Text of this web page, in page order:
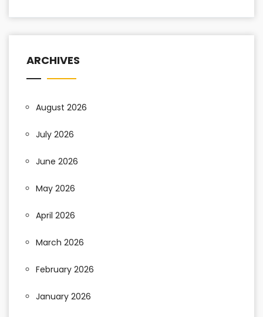
ARCHIVES
August 2026
July 2026
June 2026
May 2026
April 2026
March 2026
February 2026
January 2026